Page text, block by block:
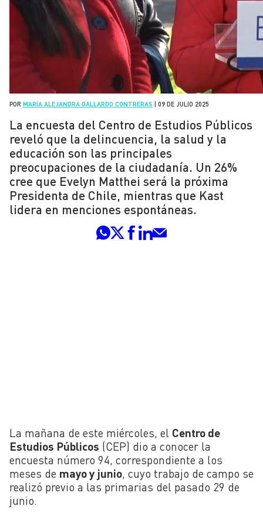
POR MARÍA ALEJANDRA GALLARDO CONTRERAS 09 DE JULIO 2025
La encuesta del Centro de Estudios Públicos
reveló que la delincuencia, la salud y la
educación son las principales
preocupaciones de la ciudadanía. Un 26%
cree que Evelyn Matthei será la próxima
Presidenta de Chile, mientras que Kast
lidera en menciones espontáneas.
La mañana de este miércoles, el Centro de
Estudios Públicos (CEP) dio a conocer la
encuesta número 94, correspondiente a los
meses de mayo y junio , cuyo trabajo de campo se
realizó previo a las primarias del pasado 29 de
junio.